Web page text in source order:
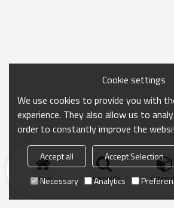
Inicio búsqueda
Cookie settings
We use cookies to provide you with
experience. They also allow us to
order to constantly improve the
Accept all Accept Selection
Necessary
Analytics